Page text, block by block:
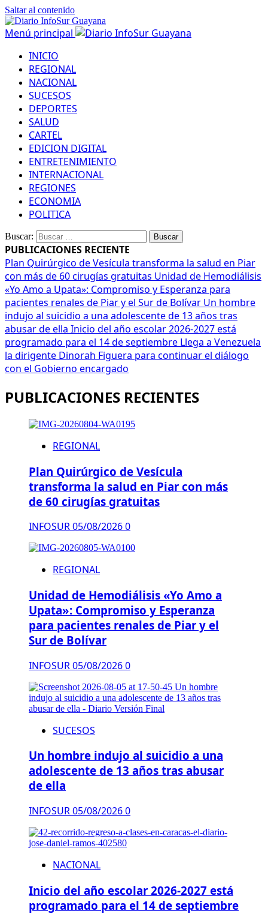
Saltar al contenido
Menú principal
INICIO
REGIONAL
NACIONAL
SUCESOS
DEPORTES
SALUD
CARTEL
EDICION DIGITAL
ENTRETENIMIENTO
INTERNACIONAL
REGIONES
ECONOMIA
POLITICA
Buscar:
PUBLICACIONES RECIENTE
Plan Quirúrgico de Vesícula transforma la salud en Piar
con más de 60 cirugías gratuitas Unidad de Hemodiálisis
«Yo Amo a Upata»: Compromiso y Esperanza para
pacientes renales de Piar y el Sur de Bolívar Un hombre
indujo al suicidio a una adolescente de 13 años tras
abusar de ella Inicio del año escolar 2026-2027 está
programado para el 14 de septiembre Llega a Venezuela
la dirigente Dinorah Figuera para continuar el diálogo
con el Gobierno encargado
PUBLICACIONES RECIENTES
REGIONAL
Plan Quirúrgico de Vesícula
transforma la salud en Piar con más
de 60 cirugías gratuitas
INFOSUR05/08/20260
REGIONAL
Unidad de Hemodiálisis «Yo Amo a
Upata»: Compromiso y Esperanza
para pacientes renales de Piar y el
Sur de Bolívar
INFOSUR05/08/20260
SUCESOS
Un hombre indujo al suicidio a una
adolescente de 13 años tras abusar
de ella
INFOSUR05/08/20260
NACIONAL
Inicio del año escolar 2026-2027 está
programado para el 14 de septiembre